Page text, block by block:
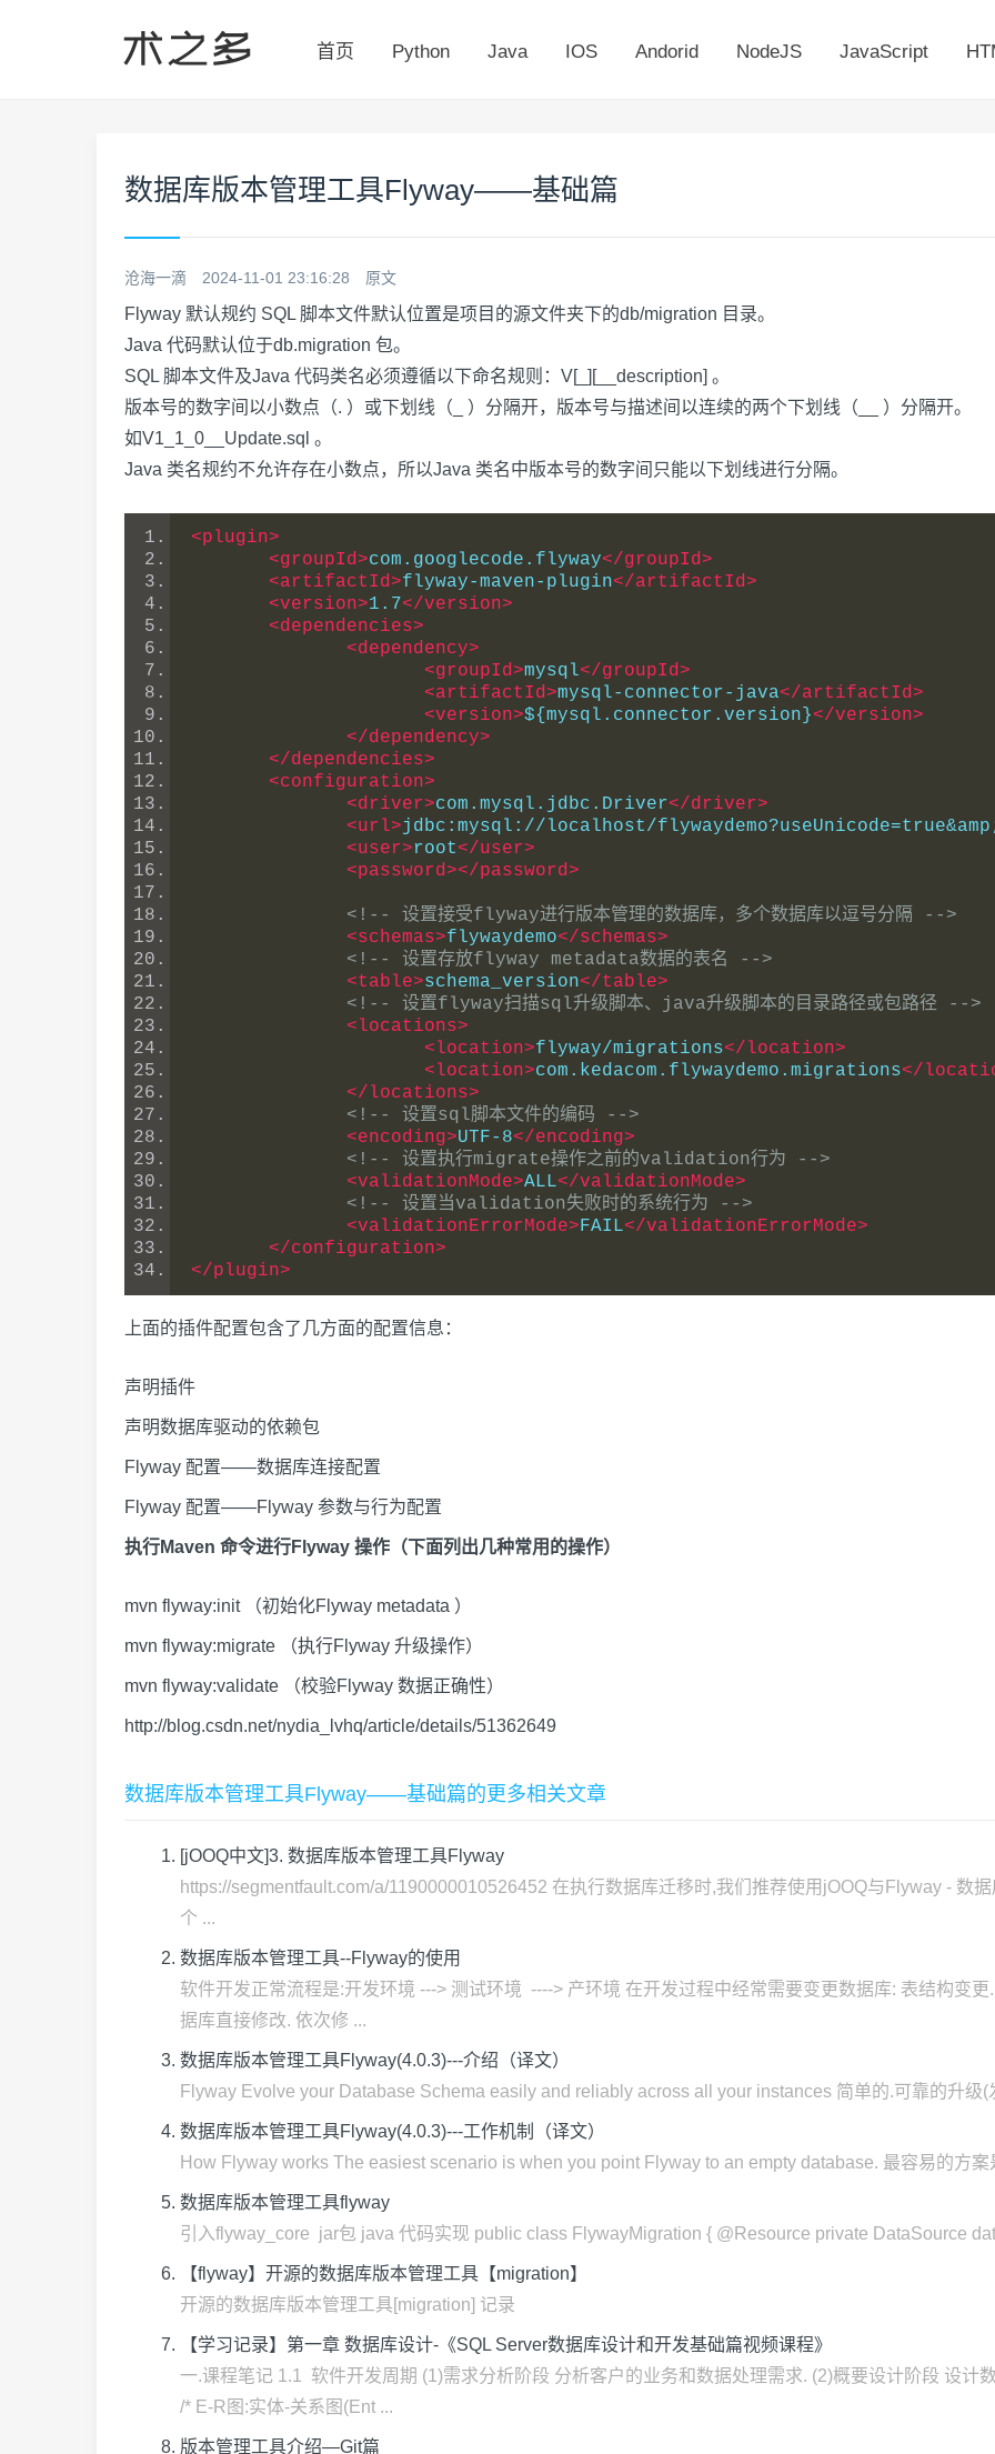
首页 Python Java IOS Andorid NodeJS JavaScript
数据库版本管理工具Flyway——基础篇
沧海一滴 2024-11-01 23:16:28 原文
Flyway 默认规约 SQL 脚本文件默认位置是项目的源文件夹下的db/migration 目录。
Java 代码默认位于db.migration 包。
SQL 脚本文件及Java 代码类名必须遵循以下命名规则：V[_][__description] 。
版本号的数字间以小数点（. ）或下划线（_ ）分隔开，版本号与描述间以连续的两个下划线（__ ）分隔开。
如V1_1_0__Update.sql 。
Java 类名规约不允许存在小数点，所以Java 类名中版本号的数字间只能以下划线进行分隔。
<plugin>
<groupId>com.googlecode.flyway</groupId>
<artifactId>flyway-maven-plugin</artifactId>
<version>1.7</version>
<dependencies>
<dependency>
<groupId>mysql</groupId>
<artifactId>mysql-connector-java</artifactId>
<version>${mysql.connector.version}</version>
</dependency>
</dependencies>
<configuration>
<driver>com.mysql.jdbc.Driver</driver>
<url>jdbc:mysql://localhost/
<user>root</user>
<password></password>
<!-- 设置接受flyway进行版本管理的数据库，多个数据库以逗号分隔 -->
<schemas>flywaydemo</schemas>
<!-- 设置存放flyway metadata数据的表名 -->
<table>schema_version</table>
<!-- 设置flyway扫描sql升级脚本、java升级脚本的目录路径或包路径 -->
<locations>
<location>flyway/migrations</location>
<location>com.kedacom.flywaydemo.migrations</
</locations>
<!-- 设置sql脚本文件的编码 -->
<encoding>UTF-8</encoding>
<!-- 设置执行migrate操作之前的validation行为 -->
<validationMode>ALL</validationMode>
<!-- 设置当validation失败时的系统行为 -->
<validationErrorMode>FAIL</validationErrorMode>
</configuration>
</plugin>
上面的插件配置包含了几方面的配置信息：
声明插件
声明数据库驱动的依赖包
Flyway 配置——数据库连接配置
Flyway 配置——Flyway 参数与行为配置
执行Maven 命令进行Flyway 操作（下面列出几种常用的操作）
mvn flyway:init （初始化Flyway metadata ）
mvn flyway:migrate （执行Flyway 升级操作）
mvn flyway:validate （校验Flyway 数据正确性）
http://blog.csdn.net/nydia_lvhq/article/details/51362649
数据库版本管理工具Flyway——基础篇的更多相关文章
[jOOQ中文]3. 数据库版本管理工具Flyway
https://segmentfault.com/a/1190000010526452 在执行数据库迁移时,我们推荐使用jOOQ与Flyway - 数
个 ...
数据库版本管理工具--Flyway的使用
软件开发正常流程是:开发环境 ---> 测试环境 ----> 产环境 在开发过程中经常需要变更数据库: 表结构变
据库直接修改. 依次修 ...
数据库版本管理工具Flyway(4.0.3)---介绍（译文）
Flyway Evolve your Database Schema easily and reliably across all your instances 简单的.可靠的升级(
数据库版本管理工具Flyway(4.0.3)---工作机制（译文）
How Flyway works The easiest scenario is when you point Flyway to an empty database. 最容易的方
数据库版本管理工具flyway
引入flyway_core jar包 java 代码实现 public class FlywayMigration { @Resource private DataSource
【flyway】开源的数据库版本管理工具【migration】
开源的数据库版本管理工具[migration] 记录
【学习记录】第一章 数据库设计-《SQL Server数据库设计和开发基础篇视频课程》
一.课程笔记 1.1 软件开发周期 (1)需求分析阶段 分析客户的业务和数据处理需求. (2)概要设计阶段 设计
/* E-R图:实体-关系图(Ent ...
版本管理工具介绍—Git篇